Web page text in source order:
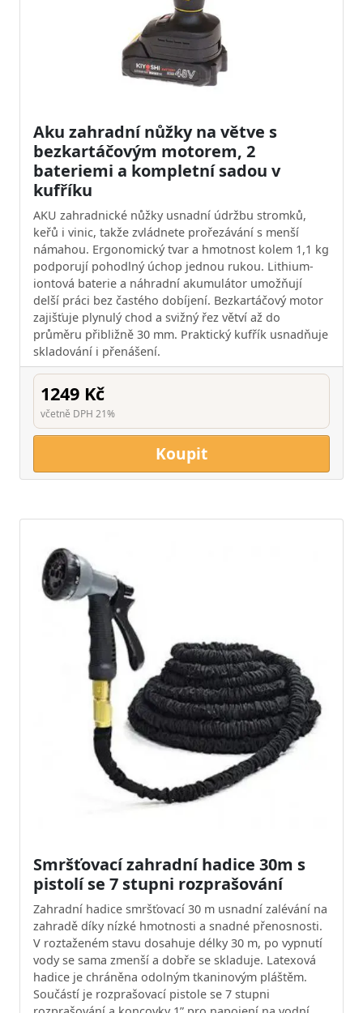
Aku zahradní nůžky na větve s
bezkartáčovým motorem, 2
bateriemi a kompletní sadou v
kufříku
AKU zahradnické nůžky usnadní údržbu stromků,
keřů i vinic, takže zvládnete prořezávání s menší
námahou. Ergonomický tvar a hmotnost kolem 1,1 kg
podporují pohodlný úchop jednou rukou. Lithium-
iontová baterie a náhradní akumulátor umožňují
delší práci bez častého dobíjení. Bezkartáčový motor
zajišťuje plynulý chod a svižný řez větví až do
průměru přibližně 30 mm. Praktický kufřík usnadňuje
skladování i přenášení.
1249 Kč
včetně DPH 21%
Koupit
Smršťovací zahradní hadice 30m s
pistolí se 7 stupni rozprašování
Zahradní hadice smršťovací 30 m usnadní zalévání na
zahradě díky nízké hmotnosti a snadné přenosnosti.
V roztaženém stavu dosahuje délky 30 m, po vypnutí
vody se sama zmenší a dobře se skladuje. Latexová
hadice je chráněna odolným tkaninovým pláštěm.
Součástí je rozprašovací pistole se 7 stupni